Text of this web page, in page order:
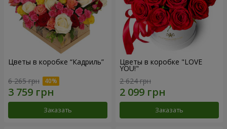
Цветы в коробке “Кадриль”
6 265 грн
Заказать
Цветы в коробке "LOVE
YOU!"
2 624 грн
Заказать